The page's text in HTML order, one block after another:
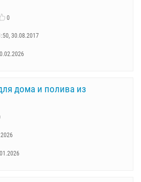
0
30.08.2017
дома и полива из